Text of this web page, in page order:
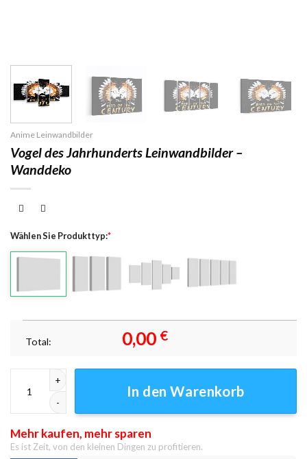
Anime Leinwandbilder
Vogel des Jahrhunderts Leinwandbilder –
Wanddeko
Wählen Sie Produkttyp:*
Total: 0,00 €
In den Warenkorb
Mehr kaufen, mehr sparen
Es ist Zeit, von den kleinen Dingen zu profitieren.